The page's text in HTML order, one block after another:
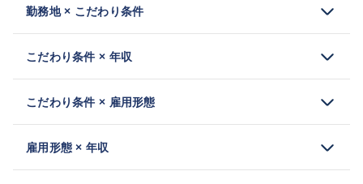
勤務地 × こだわり条件
こだわり条件 × 年収
こだわり条件 × 雇用形態
雇用形態 × 年収